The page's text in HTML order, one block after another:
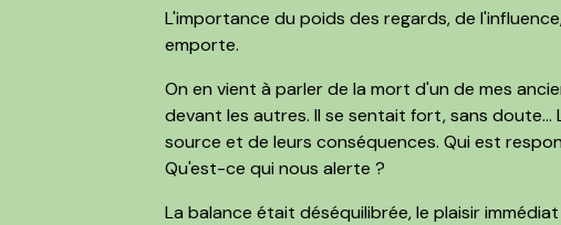
L'importance du poids des regards, de
emporte.
On en vient à parler de la mort d'un de mes
devant les autres. Il se sentait fort, sans
source et de leurs conséquences. Qui est
Qu'est-ce qui nous alerte ?
La balance était déséquilibrée, le plaisir